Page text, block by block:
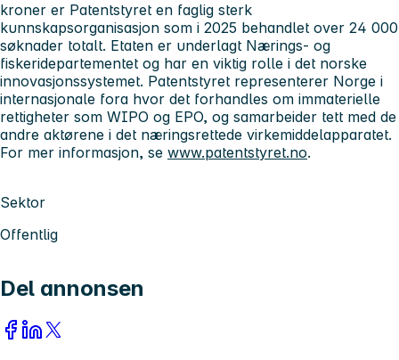
kroner er Patentstyret en faglig sterk
kunnskapsorganisasjon som i 2025 behandlet over 24 000
søknader totalt. Etaten er underlagt Nærings- og
fiskeridepartementet og har en viktig rolle i det norske
innovasjonssystemet. Patentstyret representerer Norge i
internasjonale fora hvor det forhandles om immaterielle
rettigheter som WIPO og EPO, og samarbeider tett med de
andre aktørene i det næringsrettede virkemiddelapparatet.
For mer informasjon, se www.patentstyret.no.
Sektor
Offentlig
Del annonsen